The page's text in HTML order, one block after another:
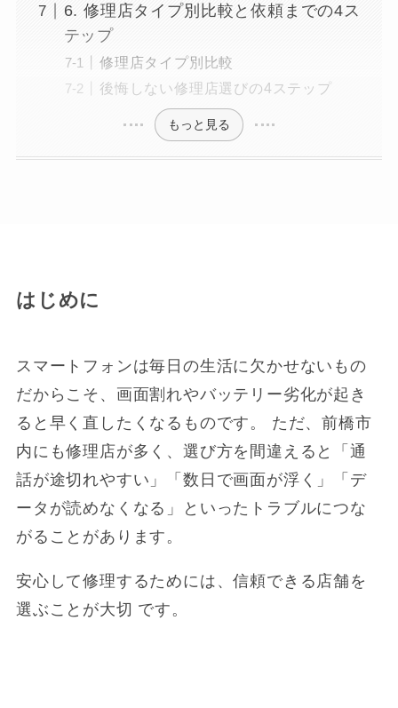
6. 修理店タイプ別比較と依頼までの4ス
テップ
修理店タイプ別比較
後悔しない修理店選びの4ステップ
もっと見る
はじめに
スマートフォンは毎日の生活に欠かせないもの
だからこそ、画面割れやバッテリー劣化が起き
ると早く直したくなるものです。 ただ、前橋市
内にも修理店が多く、選び方を間違えると「通
話が途切れやすい」「数日で画面が浮く」「デ
ータが読めなくなる」といったトラブルにつな
がることがあります。
安心して修理するためには、信頼できる店舗を
選ぶことが大切 です。